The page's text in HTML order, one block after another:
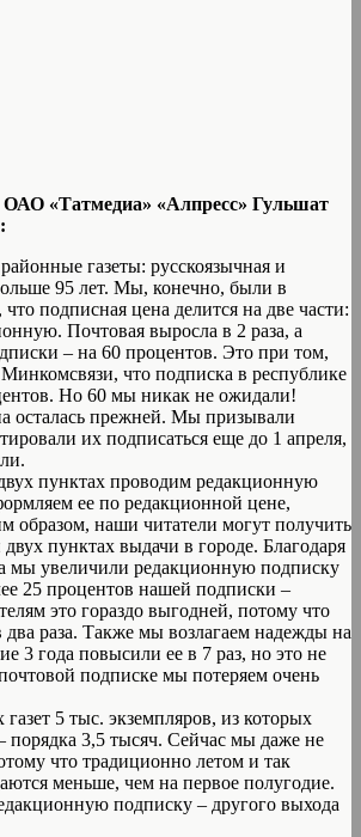
«Татмедиа» «Алпресс» Гульшат
газеты: русскоязычная и
95 лет. Мы, конечно, были в
подписная цена делится на две части:
Почтовая выросла в 2 раза, а
– на 60 процентов. Это при том,
что подписка в республике
Но 60 мы никак не ожидали!
осталась прежней. Мы призывали
их подписаться еще до 1 апреля,
пунктах проводим редакционную
ее по редакционной цене,
образом, наши читатели могут получить
пунктах выдачи в городе. Благодаря
мы увеличили редакционную подписку
25 процентов нашей подписки –
это гораздо выгодней, потому что
два раза. Также мы возлагаем надежды на
3 года повысили ее в 7 раз, но это не
подписке мы потеряем очень
5 тыс. экземпляров, из которых
порядка 3,5 тысяч. Сейчас мы даже не
что традиционно летом и так
меньше, чем на первое полугодие.
подписку – другого выхода